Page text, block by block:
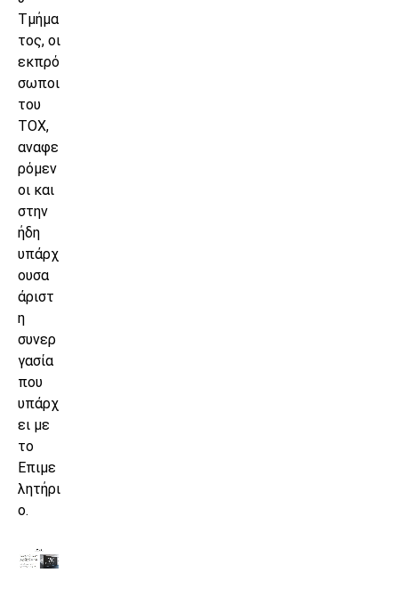
Τμήμα
τος, οι
εκπρό
σωποι
του
ΤΟΧ,
αναφε
ρόμεν
οι και
στην
ήδη
υπάρχ
ουσα
άριστ
η
συνερ
γασία
που
υπάρχ
ει με
το
Επιμε
λητήρι
ο.